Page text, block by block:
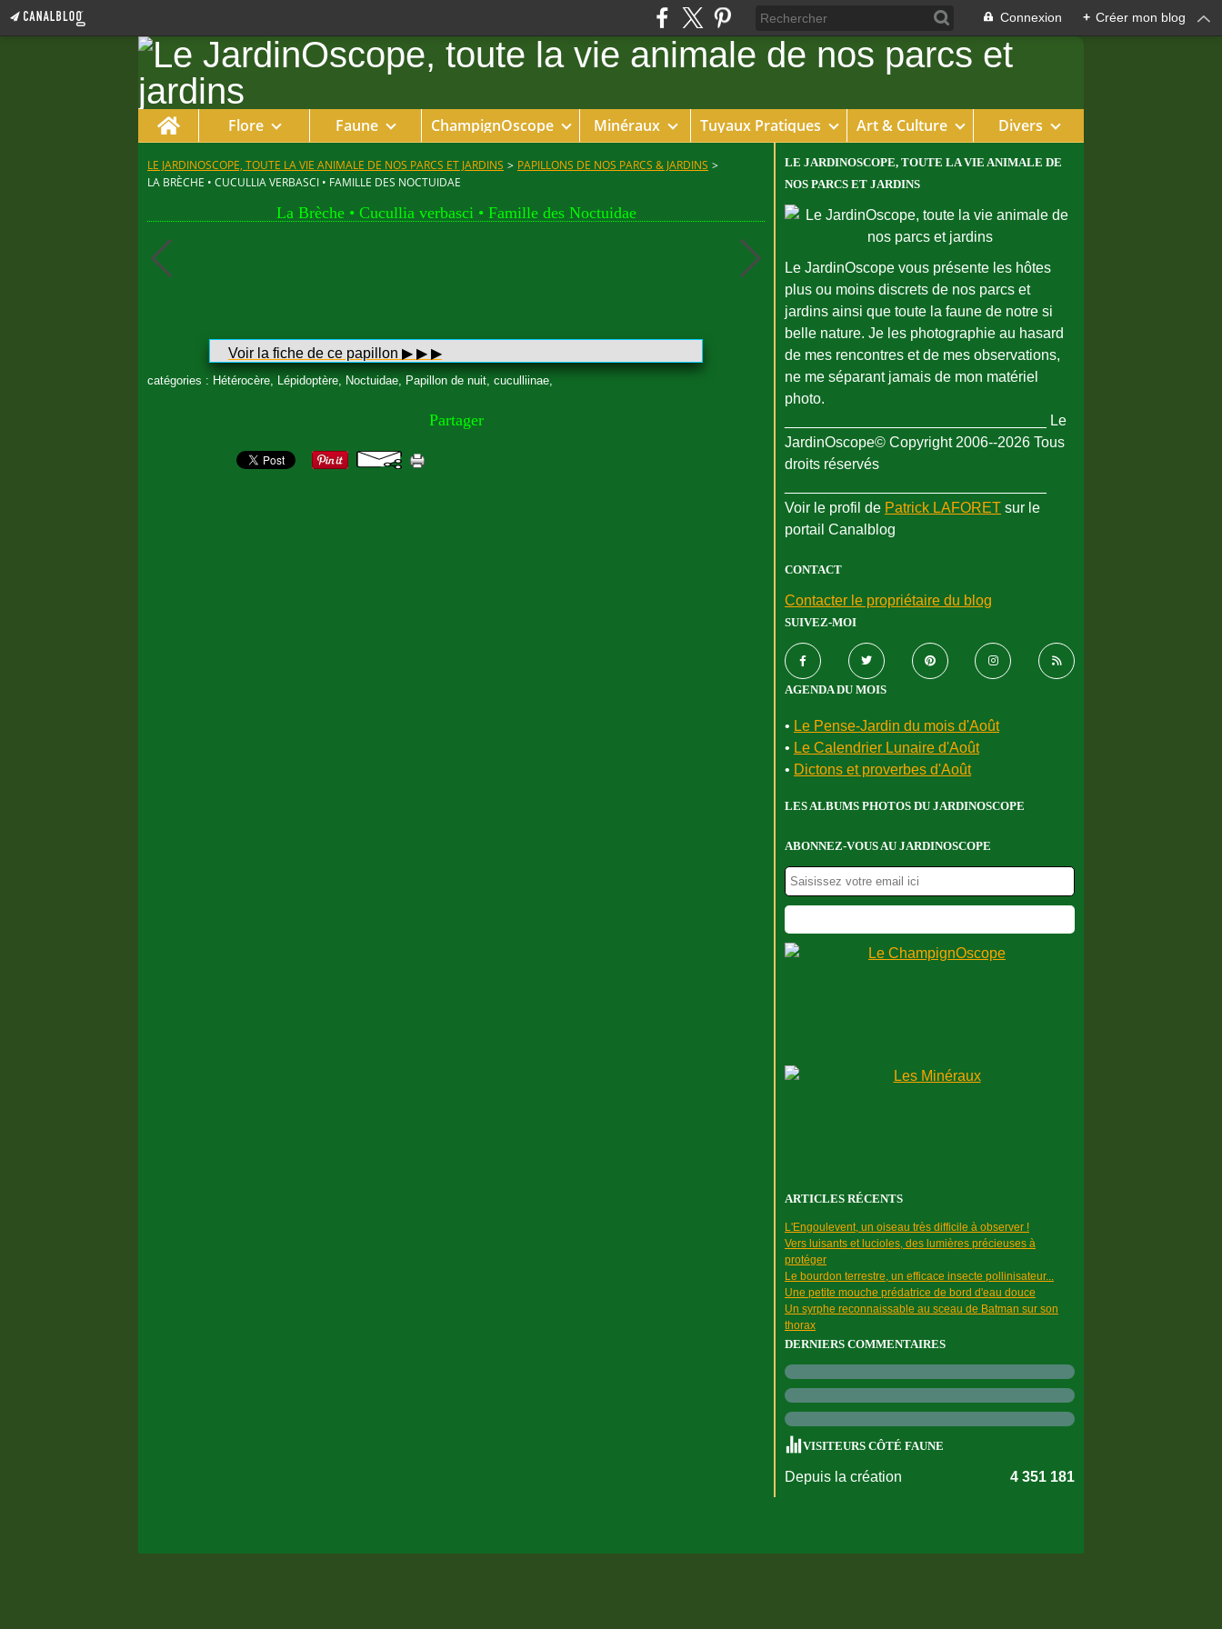
Connexion + Créer mon blog
Home Flore Faune ChampignOscope Minéraux Tuyaux Pratiques Art & Culture Divers
LE JARDINOSCOPE, TOUTE LA VIE ANIMALE DE NOS PARCS ET JARDINS > PAPILLONS DE NOS PARCS & JARDINS >
LA BRÈCHE • CUCULLIA VERBASCI • FAMILLE DES NOCTUIDAE
La Brèche • Cucullia verbasci • Famille des Noctuidae
Voir la fiche de ce papillon ▶︎ ▶︎ ▶︎
catégories : Hétérocère, Lépidoptère, Noctuidae, Papillon de nuit, cuculliinae,
Partager
LE JARDINOSCOPE, TOUTE LA VIE ANIMALE DE
NOS PARCS ET JARDINS
Le JardinOscope vous présente les hôtes
plus ou moins discrets de nos parcs et
jardins ainsi que toute la faune de notre si
belle nature. Je les photographie au hasard
de mes rencontres et de mes observations,
ne me séparant jamais de mon matériel
photo.
________________________________ Le
JardinOscope© Copyright 2006--2026 Tous
droits réservés
Voir le profil de Patrick LAFORET sur le
portail Canalblog
CONTACT
Contacter le propriétaire du blog
SUIVEZ-MOI
AGENDA DU MOIS
• Le Pense-Jardin du mois d'Août
• Le Calendrier Lunaire d'Août
• Dictons et proverbes d'Août
LES ALBUMS PHOTOS DU JARDINOSCOPE
ABONNEZ-VOUS AU JARDINOSCOPE
ARTICLES RÉCENTS
L'Engoulevent, un oiseau très difficile à observer !
Vers luisants et lucioles, des lumières précieuses à
protéger
Le bourdon terrestre, un efficace insecte pollinisateur...
Une petite mouche prédatrice de bord d'eau douce
Un syrphe reconnaissable au sceau de Batman sur son
thorax
DERNIERS COMMENTAIRES
VISITEURS CÔTÉ FAUNE
Depuis la création 4 351 181